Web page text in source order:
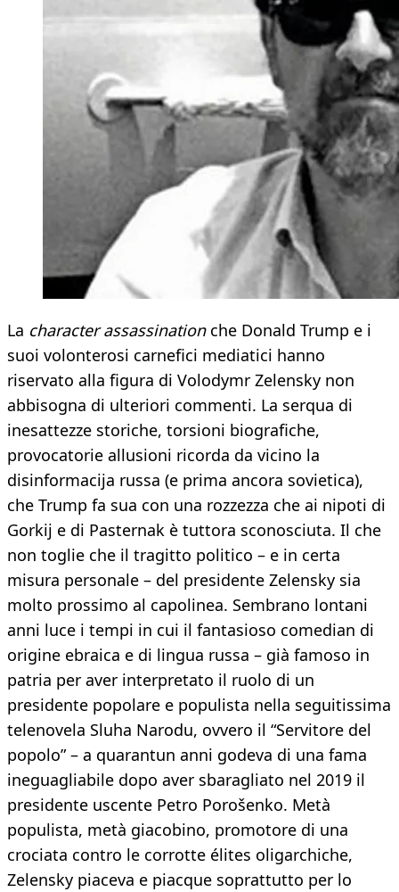
La character assassinationche Donald Trump e i
suoi volonterosi carnefici mediatici hanno
riservato alla figura di Volodymr Zelensky non
abbisogna di ulteriori commenti. La serqua di
inesattezze storiche, torsioni biografiche,
provocatorie allusioni ricorda da vicino la
disinformacija russa (e prima ancora sovietica),
che Trump fa sua con una rozzezza che ai nipoti di
Gorkij e di Pasternak è tuttora sconosciuta. Il che
non toglie che il tragitto politico – e in certa
misura personale – del presidente Zelensky sia
molto prossimo al capolinea. Sembrano lontani
anni luce i tempi in cui il fantasioso comedian di
origine ebraica e di lingua russa – già famoso in
patria per aver interpretato il ruolo di un
presidente popolare e populista nella seguitissima
telenovela Sluha Narodu, ovvero il “Servitore del
popolo” – a quarantun anni godeva di una fama
ineguagliabile dopo aver sbaragliato nel 2019 il
presidente uscente Petro Porošenko. Metà
populista, metà giacobino, promotore di una
crociata contro le corrotte élites oligarchiche,
Zelensky piaceva e piacque soprattutto per lo